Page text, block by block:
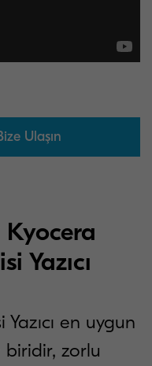
Ulaşın
Kyocera
Yazıcı
en uygun
biridir, zorlu